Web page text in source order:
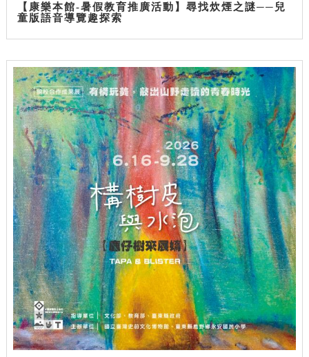
【康樂本館-暑假教育推廣活動】尋找炊煙之謎──兒
童版語音導覽趣探索